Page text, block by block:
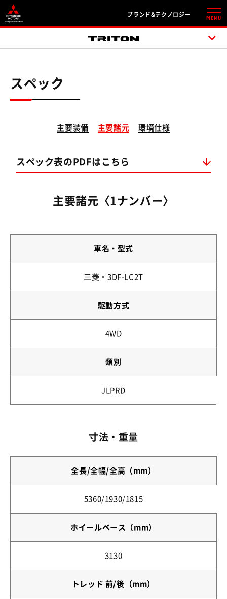
ブランド&テクノロジー
MENU
スペック
主要装備 主要諸元 環境仕様
スペック表のPDFはこちら
主要諸元〈1ナンバー〉
車名・型式
三菱・3DF-LC2T
駆動方式
4WD
類別
JLPRD
寸法・重量
全長/全幅/全高（mm）
5360/1930/1815
ホイールベース（mm）
3130
トレッド 前/後（mm）